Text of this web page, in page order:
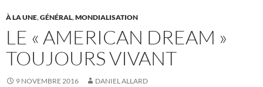
À LA UNE,GÉNÉRAL,MONDIALISATION
LE « AMERICAN DREAM »
TOUJOURS VIVANT
9 NOVEMBRE 2016 DANIEL ALLARD